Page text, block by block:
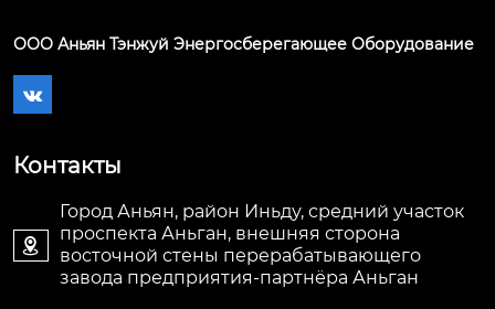
ООО Аньян Тэнжуй Энергосберегающее Оборудование

Контакты

Город Аньян, район Иньду, средний участок
проспекта Аньган, внешняя сторона
восточной стены перерабатывающего
завода предприятия-партнёра Аньган